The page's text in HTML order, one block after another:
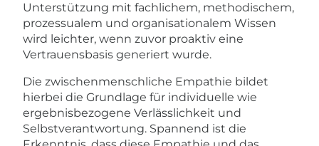
Unterstützung mit fachlichem, methodischem,
prozessualem und organisationalem Wissen
wird leichter, wenn zuvor proaktiv eine
Vertrauensbasis generiert wurde.
Die zwischenmenschliche Empathie bildet
hierbei die Grundlage für individuelle wie
ergebnisbezogene Verlässlichkeit und
Selbstverantwortung. Spannend ist die